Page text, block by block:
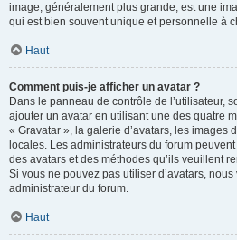
image, généralement plus grande, est une
qui est bien souvent unique et personnelle à
Haut
Comment puis-je afficher un avatar ?
Dans le panneau de contrôle de l’utilisateur,
ajouter un avatar en utilisant une des quatre
« Gravatar », la galerie d’avatars, les images
locales. Les administrateurs du forum
des avatars et des méthodes qu’ils veuillent
Si vous ne pouvez pas utiliser d’avatars,
administrateur du forum.
Haut